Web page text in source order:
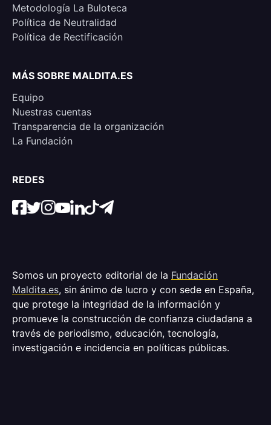
Metodología La Buloteca
Política de Neutralidad
Política de Rectificación
MÁS SOBRE MALDITA.ES
Equipo
Nuestras cuentas
Transparencia de la organización
La Fundación
REDES
Somos un proyecto editorial de la Fundación
Maldita.es, sin ánimo de lucro y con sede en España,
que protege la integridad de la información y
promueve la construcción de confianza ciudadana a
través de periodismo, educación, tecnología,
investigación e incidencia en políticas públicas.